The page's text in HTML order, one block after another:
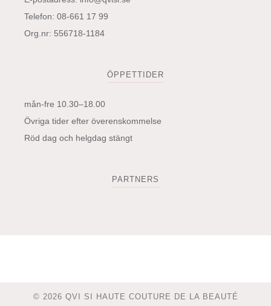
Telefon: 08-661 17 99
Org.nr: 556718-1184
ÖPPETTIDER
mån-fre 10.30–18.00
Övriga tider efter överenskommelse
Röd dag och helgdag stängt
PARTNERS
© 2026 QVI SI HAUTE COUTURE DE LA BEAUTÉ